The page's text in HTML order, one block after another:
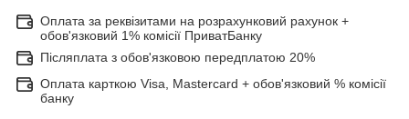
Оплата за реквізитами на розрахунковий рахунок +
обов'язковий 1% комісії ПриватБанку
Післяплата з обов'язковою передплатою 20%
Оплата карткою Visa, Mastercard + обов'язковий % комісії
банку